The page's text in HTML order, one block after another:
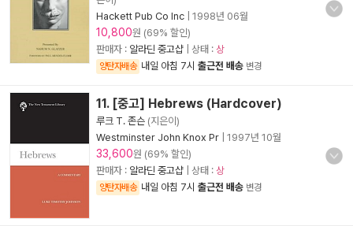
Hackett Pub Co Inc
1998년 06월
10,800원 (69% 할인)
판매자 : 알라딘 중고샵 | 상태 : 상
양탄자배송 내일 아침 7시 출근전 배송 변경
11. [중고] Hebrews (Hardcover)
루크 T. 존슨 (지은이)
Westminster John Knox Pr
1997년 10월
33,600원 (69% 할인)
판매자 : 알라딘 중고샵 | 상태 : 상
양탄자배송 내일 아침 7시 출근전 배송 변경